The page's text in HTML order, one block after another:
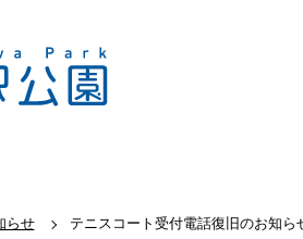
らせ テニスコート受付電話復旧のお知ら